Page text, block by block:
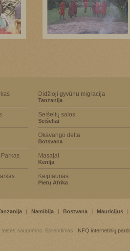
Didžioji gyvūnų migracija
Tanzanija
Seišelių salos
Seišeliai
Okavango delta
Botsvana
Masajai
Kenija
Keiptaunas
Pietų Afrika
| Namibija | Bostvana | Mauricijus
|
saugomos. Sprendimas: .NFQ internetinių